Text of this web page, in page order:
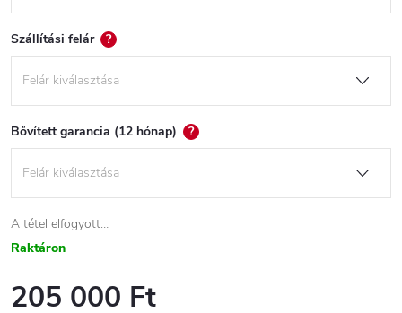
Szállítási felár ?
Bővített garancia (12 hónap) ?
A tétel elfogyott…
Raktáron
205 000 Ft